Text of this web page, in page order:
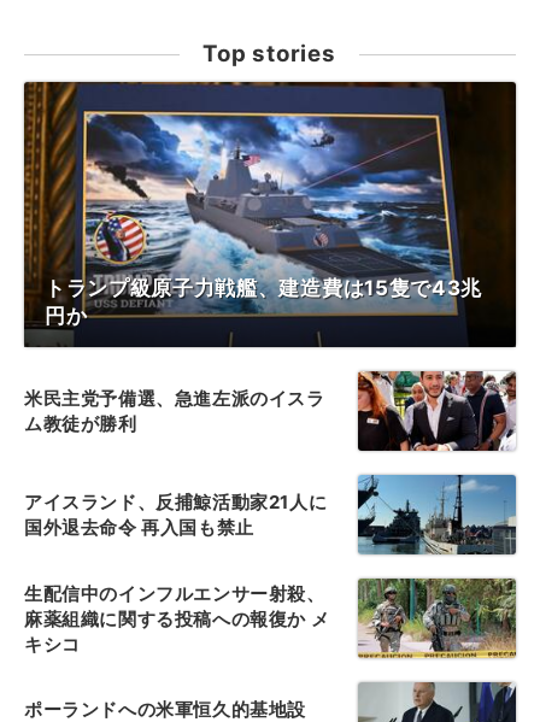
Top stories
トランプ級原子力戦艦、建造費は15隻で43兆
円か
米民主党予備選、急進左派のイスラ
ム教徒が勝利
アイスランド、反捕鯨活動家21人に
国外退去命令 再入国も禁止
生配信中のインフルエンサー射殺、
麻薬組織に関する投稿への報復か メ
キシコ
ポーランドへの米軍恒久的基地設